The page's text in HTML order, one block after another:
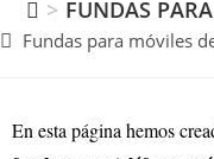
> FUNDAS
Fundas para móviles
En esta página hemos